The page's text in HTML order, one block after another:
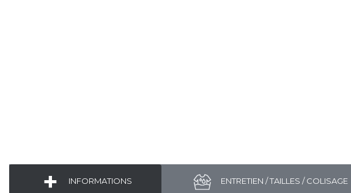
INFORMATIONS ENTRETIEN / TAILLES / COLISAGE